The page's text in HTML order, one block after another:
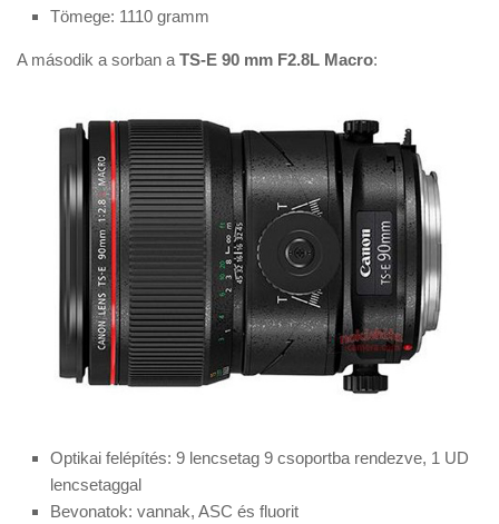
Tömege: 1110 gramm
A második a sorban a TS-E 90 mm F2.8L Macro:
Optikai felépítés: 9 lencsetag 9 csoportba rendezve, 1 UD
lencsetaggal
Bevonatok: vannak, ASC és fluorit